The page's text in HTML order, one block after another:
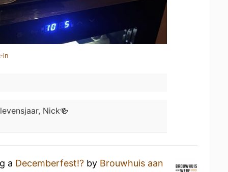
in
Nick🍻
a Decemberfest!? by Brouwhuis aan